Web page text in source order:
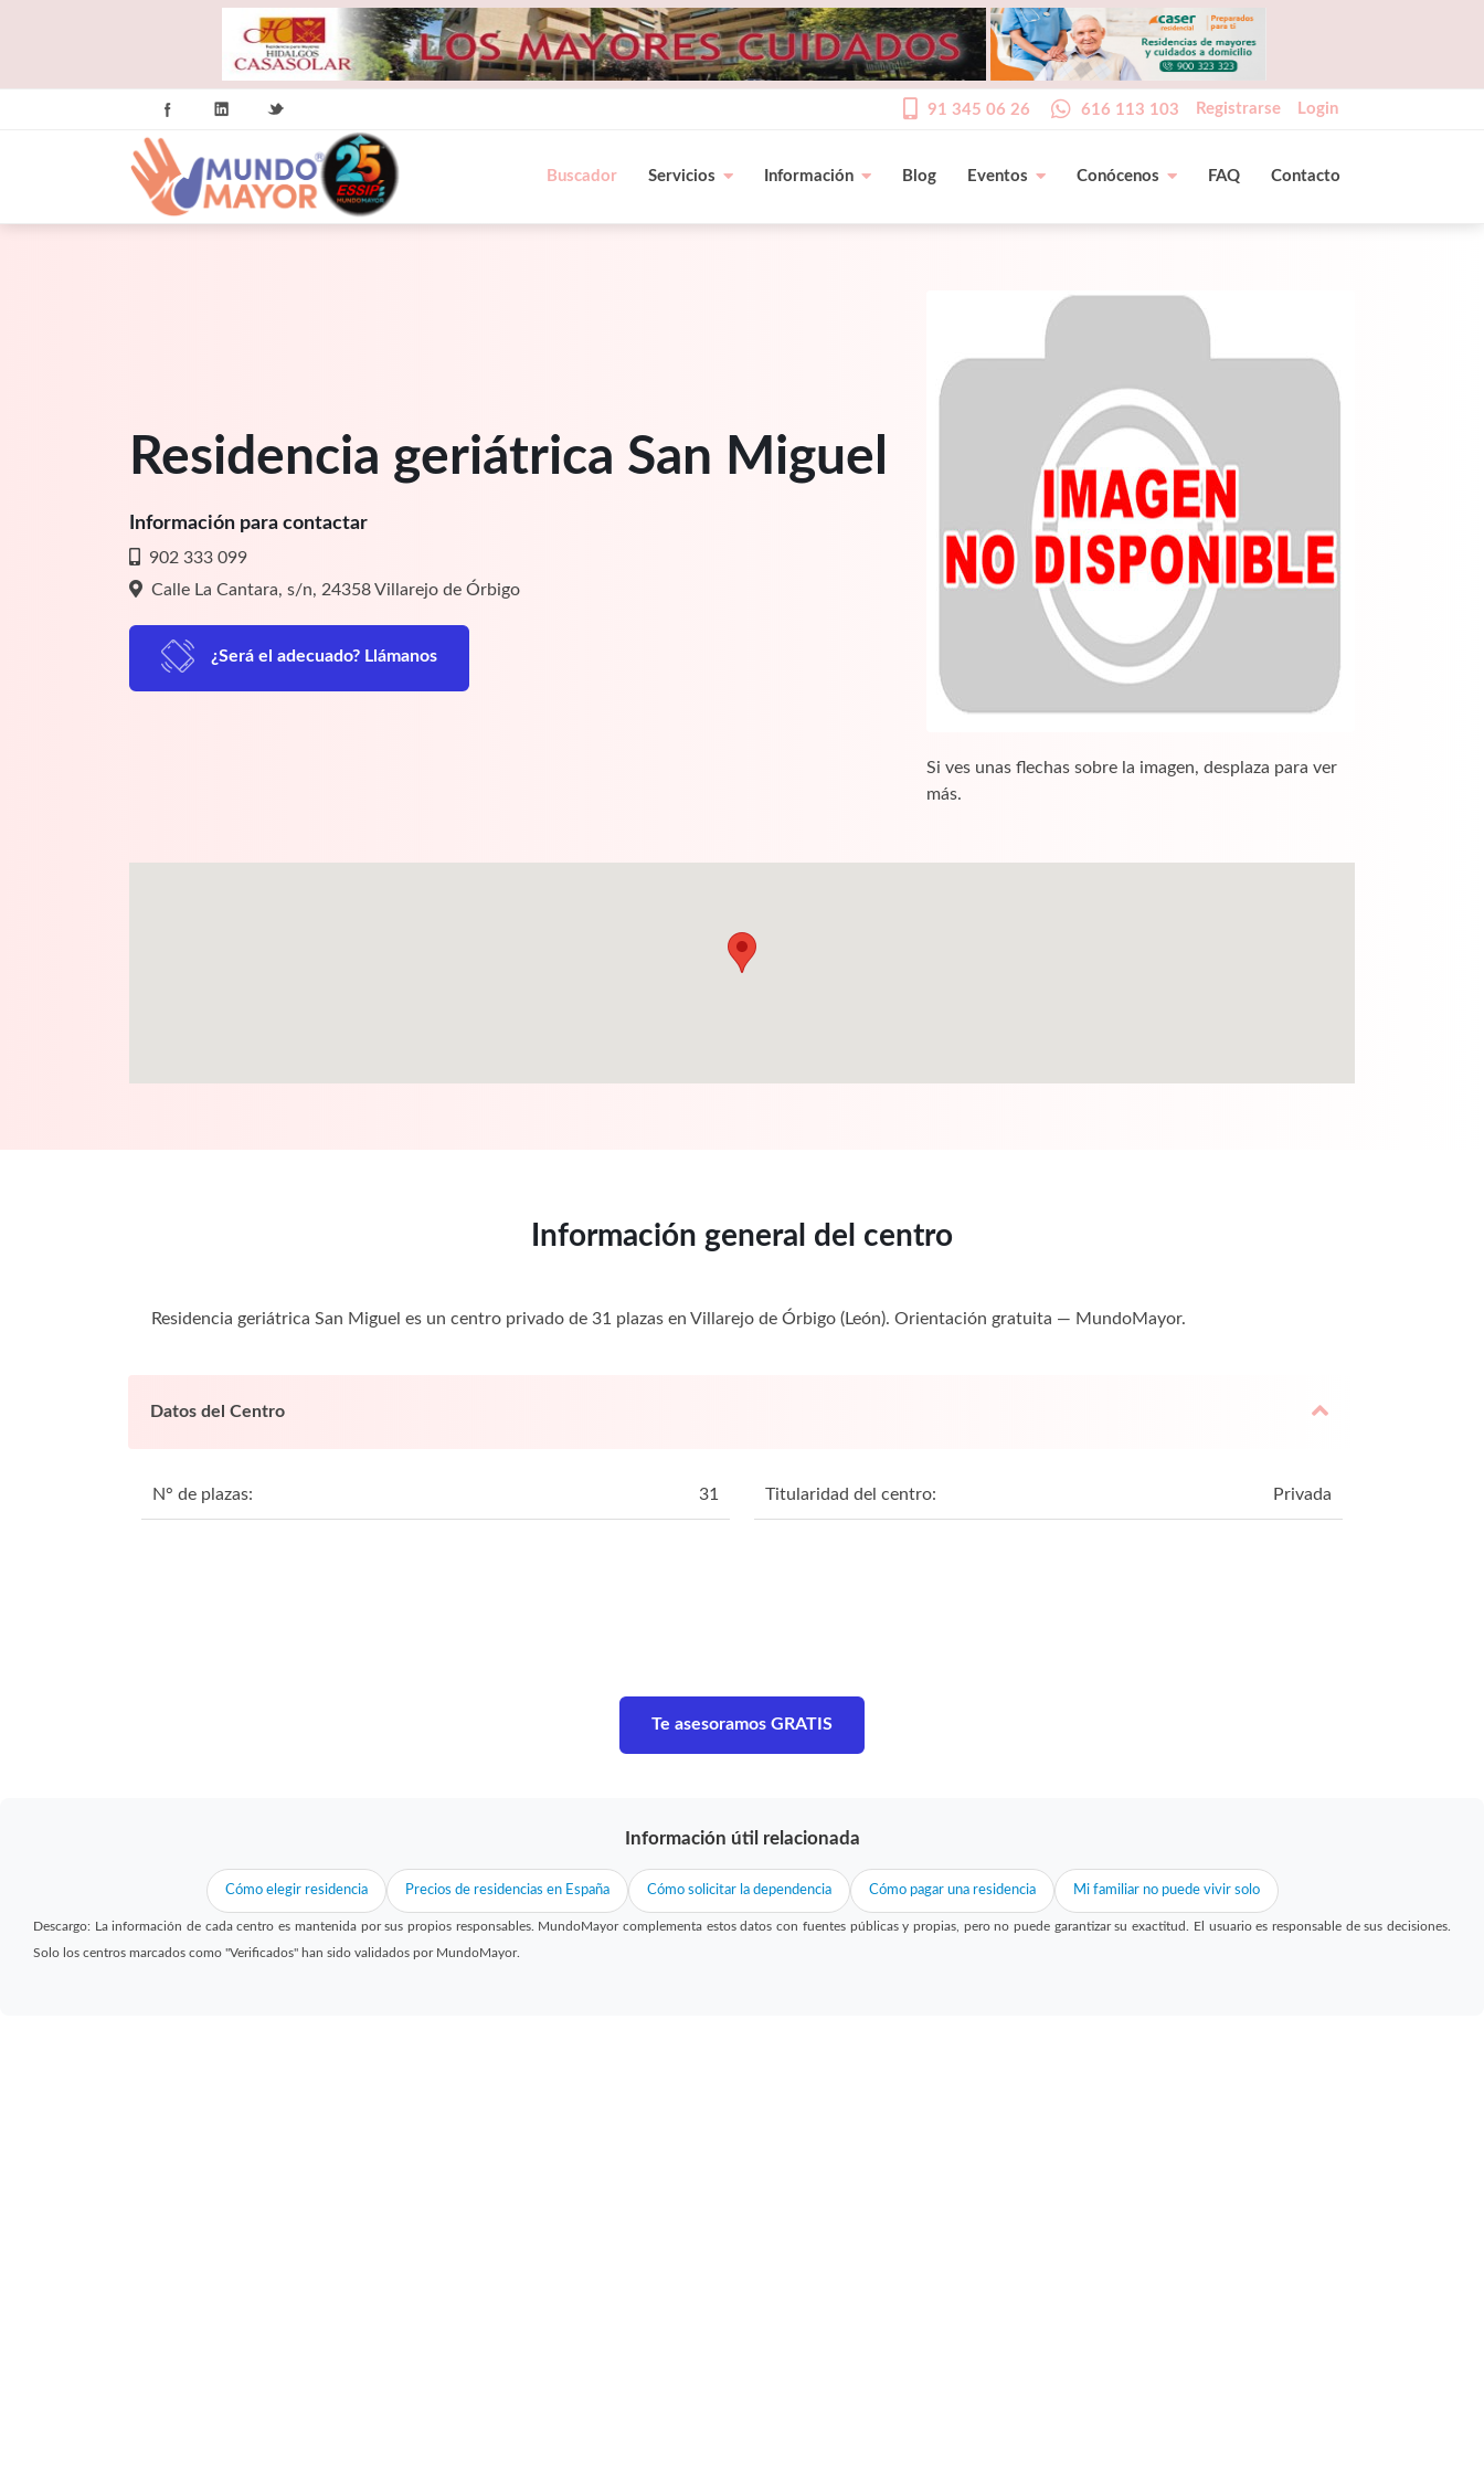
91 345 06 26 616 113 103 Registrarse Login
Buscador Servicios Información Blog Eventos Conócenos FAQ Contacto
Residencia geriátrica San Miguel
Información para contactar
902 333 099
Calle La Cantara, s/n, 24358 Villarejo de Órbigo
¿Será el adecuado? Llámanos
Si ves unas flechas sobre la imagen, desplaza para ver
más.
Información general del centro
Residencia geriátrica San Miguel es un centro privado de 31 plazas en Villarejo de Órbigo (León). Orientación gratuita — MundoMayor.
Datos del Centro
N° de plazas: 31 Titularidad del centro: Privada
Te asesoramos GRATIS
Información útil relacionada
Cómo elegir residencia Precios de residencias en España Cómo solicitar la dependencia Cómo pagar una residencia Mi familiar no puede vivir solo
Descargo: La información de cada centro es mantenida por sus propios responsables. MundoMayor complementa estos datos con fuentes públicas y propias, pero no puede garantizar su exactitud. El usuario es responsable de sus decisiones.
Solo los centros marcados como "Verificados" han sido validados por MundoMayor.